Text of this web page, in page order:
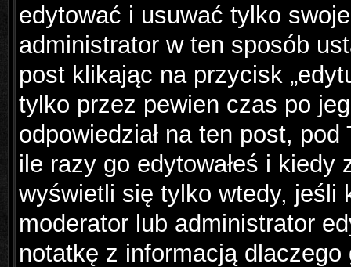
edytować i usuwać tylko
administrator w ten sposób
post klikając na przycisk
tylko przez pewien czas po
odpowiedział na ten post,
ile razy go edytowałeś i kiedy
wyświetli się tylko wtedy, jeśli
moderator lub administrator
notatkę z informacją